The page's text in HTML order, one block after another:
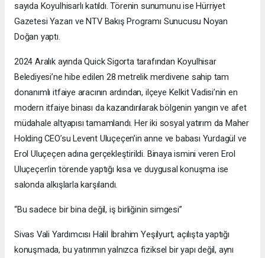
sayıda Koyulhisarlı katıldı. Törenin sunumunu ise Hürriyet
Gazetesi Yazarı ve NTV Bakış Programı Sunucusu Noyan
Doğan yaptı.
2024 Aralık ayında Quick Sigorta tarafından Koyulhisar
Belediyesi’ne hibe edilen 28 metrelik merdivene sahip tam
donanımlı itfaiye aracının ardından, ilçeye Kelkit Vadisi’nin en
modern itfaiye binası da kazandırılarak bölgenin yangın ve afet
müdahale altyapısı tamamlandı. Her iki sosyal yatırım da Maher
Holding CEO’su Levent Uluçeçen’in anne ve babası Yurdagül ve
Erol Uluçeçen adına gerçekleştirildi. Binaya ismini veren Erol
Uluçeçen’in törende yaptığı kısa ve duygusal konuşma ise
salonda alkışlarla karşılandı.
“Bu sadece bir bina değil, iş birliğinin simgesi”
Sivas Vali Yardımcısı Halil İbrahim Yeşilyurt, açılışta yaptığı
konuşmada, bu yatırımın yalnızca fiziksel bir yapı değil, aynı